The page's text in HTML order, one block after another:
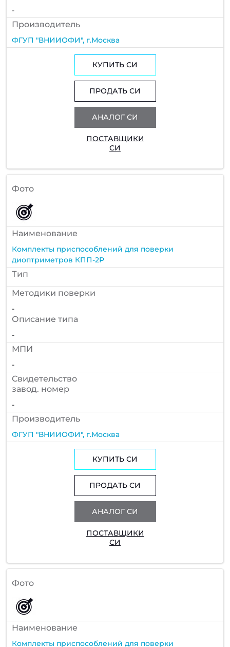
-
Производитель
ФГУП "ВНИИОФИ", г.Москва
КУПИТЬ СИ
ПРОДАТЬ СИ
АНАЛОГ СИ
ПОСТАВЩИКИ
СИ
Фото
Наименование
Комплекты приспособлений для поверки
диоптриметров КПП-2Р
Тип
Методики поверки
-
Описание типа
-
МПИ
-
Cвидетельство
завод. номер
-
Производитель
ФГУП "ВНИИОФИ", г.Москва
КУПИТЬ СИ
ПРОДАТЬ СИ
АНАЛОГ СИ
ПОСТАВЩИКИ
СИ
Фото
Наименование
Комплекты приспособлений для поверки